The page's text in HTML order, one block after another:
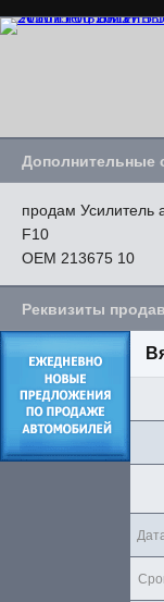
Дополнительные
продам Усилитель
F10
OEM 213675 10
Реквизиты